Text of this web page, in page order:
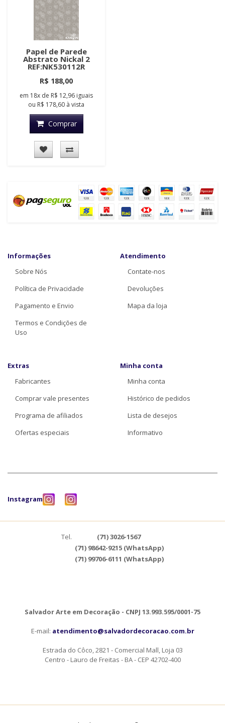
Papel de Parede
Abstrato Nickal 2
REF:NK530112R
R$ 188,00
em 18x de R$ 12,96 iguais
ou R$ 178,60 à vista
Comprar
Informações
Sobre Nós
Política de Privacidade
Pagamento e Envio
Termos e Condições de
Uso
Atendimento
Contate-nos
Devoluções
Mapa da loja
Extras
Fabricantes
Comprar vale presentes
Programa de afiliados
Ofertas especiais
Minha conta
Minha conta
Histórico de pedidos
Lista de desejos
Informativo
Instagram
Tel.
(71) 3026-1567
(71) 98642-9215 (WhatsApp)
(71) 99706-6111 (WhatsApp)
Salvador Arte em Decoração - CNPJ 13.993.595/0001-75
E-mail: atendimento@salvadordecoracao.com.br
Estrada do Côco, 2821 - Comercial Mall, Loja 03
Centro - Lauro de Freitas - BA - CEP 42702-400